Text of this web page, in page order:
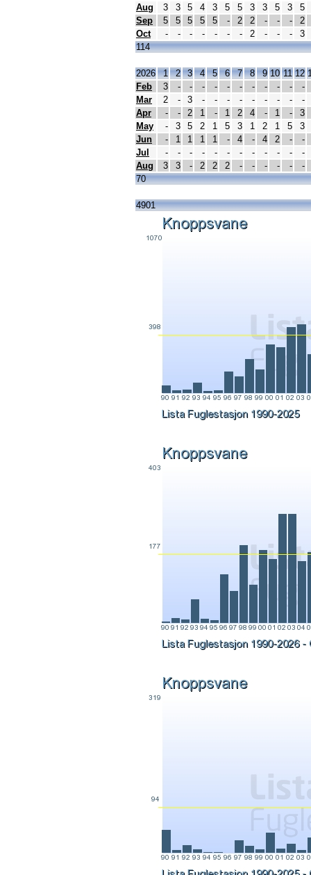
Aug
3 3 5 4 3 5 5 3 3 5 3
5
Sep
5 5 5 5 5 - 2 2 - - -
2
Oct
- - - - - - - 2 - - -
3
114
2026 1 2 3 4 5 6 7 8 9 10 11 12
Feb
3 - - - - - - - - - -
-
Mar
2 - 3 - - - - - - - -
-
Apr
- - 2 1 - 1 2 4 - 1 -
3
May
- 3 5 2 1 5 3 1 2 1 5
3
Jun
- 1 1 1 1 - 4 - 4 2 -
-
Jul
- - - - - - - - - - -
-
Aug
3 3 - 2 2 2 - - - - -
-
70
4901